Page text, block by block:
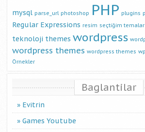
mysql parse_url photoshop PHP plugins
Regular Expressions resim seçtiğim temalar
teknoloji themes wordpress
wordpress themes wordpress themes
Örnekler
Baglantilar
Evitrin
Games Youtube